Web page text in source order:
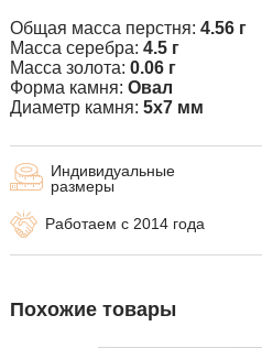
Общая масса перстня: 4.56 г
Масса серебра: 4.5 г
Масса золота: 0.06 г
Форма камня: Овал
Диаметр камня: 5х7 мм
Индивидуальные
размеры
Работаем с 2014 года
Похожие товары